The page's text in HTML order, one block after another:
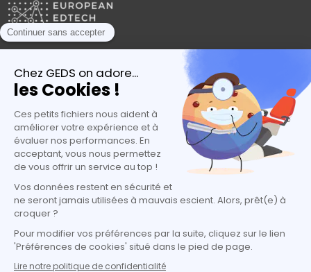
Plébiscités par les experts de l’orientation